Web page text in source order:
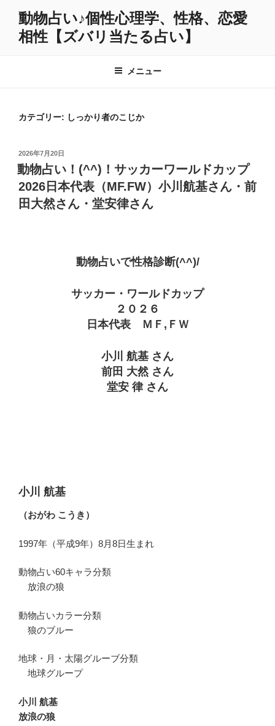
動物占い♪個性心理学、性格、恋愛
相性【ズバリ当たる占い】
メニュー
カテゴリー: しっかり者のこじか
投
稿
日:
2026年7月20日
動物占い！(^^)！サッカーワールドカップ
2026日本代表（MF.FW）小川航基さん・前
田大然さん・堂安律さん
動物占いで性格診断(^^)/
サッカー・ワールドカップ
２０２６
日本代表 ＭＦ,ＦＷ
小川 航基 さん
前田 大然 さん
堂安 律 さん
小川 航基
（おがわ こうき）
1997年（平成9年）8月8日生まれ
動物占い60キャラ分類
放浪の狼
動物占いカラー分類
狼のブルー
地球・月・太陽グルーブ分類
地球グループ
小川 航基
放浪の狼